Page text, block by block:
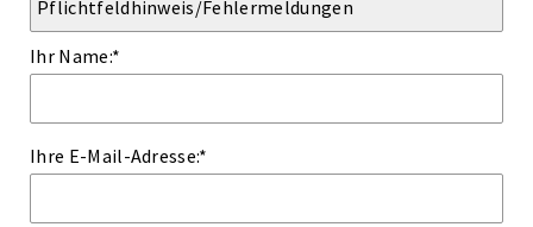
Ihr Name:*
Ihre E-Mail-Adresse:*